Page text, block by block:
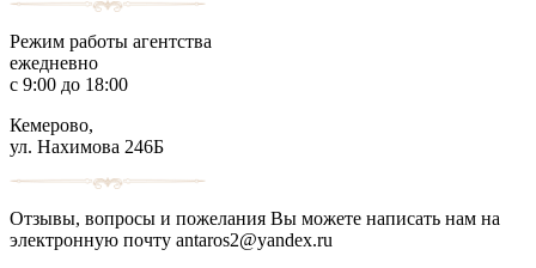
Режим работы агентства
ежедневно
с 9:00 до 18:00
Кемерово,
ул. Нахимова 246Б
Отзывы, вопросы и пожелания Вы можете написать нам на
электронную почту antaros2@yandex.ru